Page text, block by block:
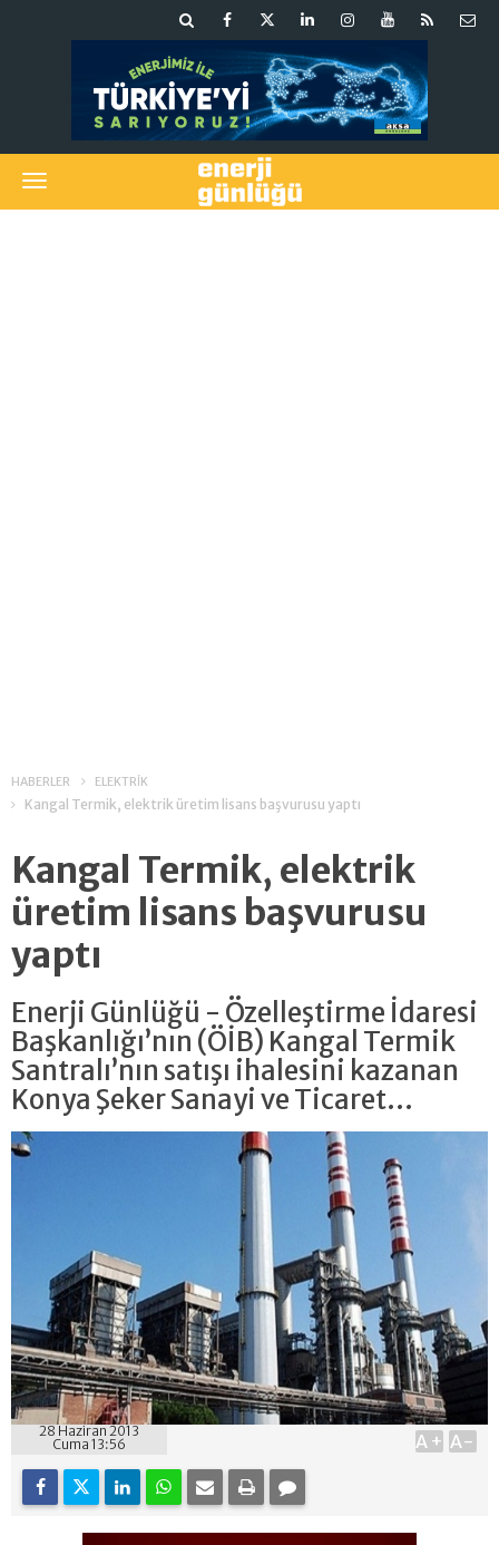
HABERLER ELEKTRİK
Kangal Termik, elektrik üretim lisans başvurusu yaptı
Kangal Termik, elektrik
üretim lisans başvurusu
yaptı
Enerji Günlüğü - Özelleştirme İdaresi
Başkanlığı’nın (ÖİB) Kangal Termik
Santralı’nın satışı ihalesini kazanan
Konya Şeker Sanayi ve Ticaret...
28 Haziran 2013
Cuma 13:56
A+ A-